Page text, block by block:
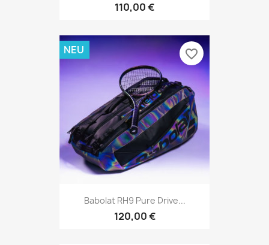
110,00 €
Babolat RH9 Pure Drive...
120,00 €
NEU favorite_border